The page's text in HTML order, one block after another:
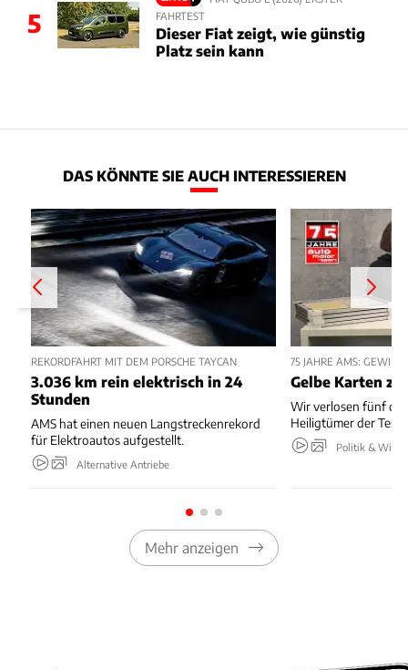
5
FAHRTEST
Dieser Fiat zeigt, wie günstig
Platz sein kann
DAS KÖNNTE SIE AUCH INTERESSIEREN
REKORDFAHRT MIT DEM PORSCHE TAYCAN
3.036 km rein elektrisch in 24
Stunden
AMS hat einen neuen Langstreckenrekord
für Elektroautos aufgestellt.
Alternative Antriebe
75 JAHRE AMS:
Gelbe Karten
Wir verlosen fünf
Heiligtümer der
Politik &
Mehr anzeigen